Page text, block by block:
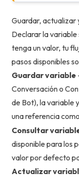
Guardar, actualizar
Declarar la variable
tenga un valor, tu
pasos disponibles
Guardar variable
Conversación o
de Bot), la variable
una referencia como
Consultar
disponible para los
valor por defecto
Actualizar